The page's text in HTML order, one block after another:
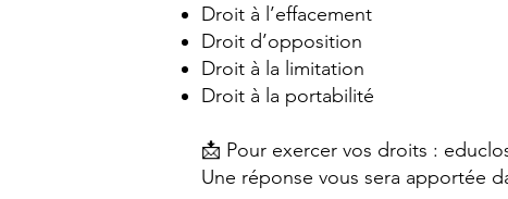
Droit à l’effacement
Droit d’opposition
Droit à la limitation
Droit à la portabilité
📩 Pour exercer vos droits :
Une réponse vous sera apportée